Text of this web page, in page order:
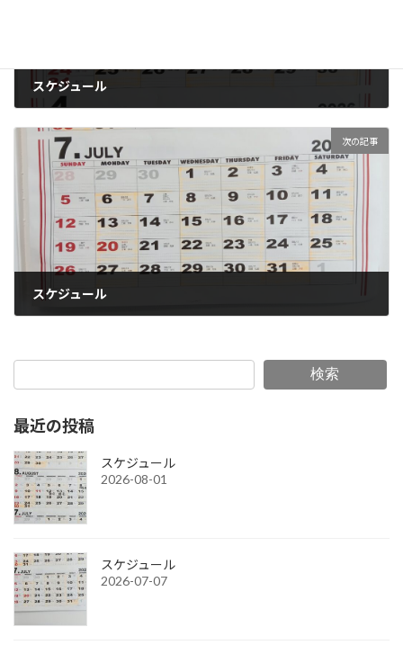
スケジュール
次の記事
スケジュール
検索
最近の投稿
スケジュール
2026-08-01
スケジュール
2026-07-07